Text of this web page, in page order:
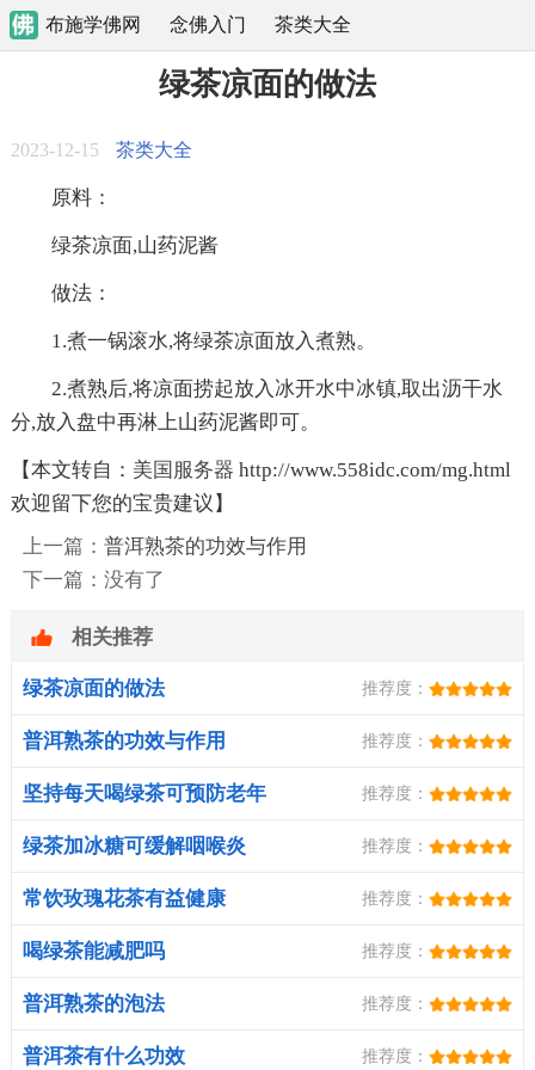
布施学佛网 念佛入门 茶类大全
绿茶凉面的做法
2023-12-15 茶类大全
原料：
绿茶凉面,山药泥酱
做法：
1.煮一锅滚水,将绿茶凉面放入煮熟。
2.煮熟后,将凉面捞起放入冰开水中冰镇,取出沥干水
分,放入盘中再淋上山药泥酱即可。
【本文转自： 美国服务器 http://www.558idc.com/mg.html
欢迎留下您的宝贵建议】
上一篇： 普洱熟茶的功效与作用
下一篇：没有了
绿茶凉面的做法 推荐度：
普洱熟茶的功效与作用 推荐度：
坚持每天喝绿茶可预防老年
痴呆症
推荐度：
绿茶加冰糖可缓解咽喉炎 推荐度：
常饮玫瑰花茶有益健康 推荐度：
喝绿茶能减肥吗 推荐度：
普洱熟茶的泡法 推荐度：
普洱茶有什么功效 推荐度：
相关推荐